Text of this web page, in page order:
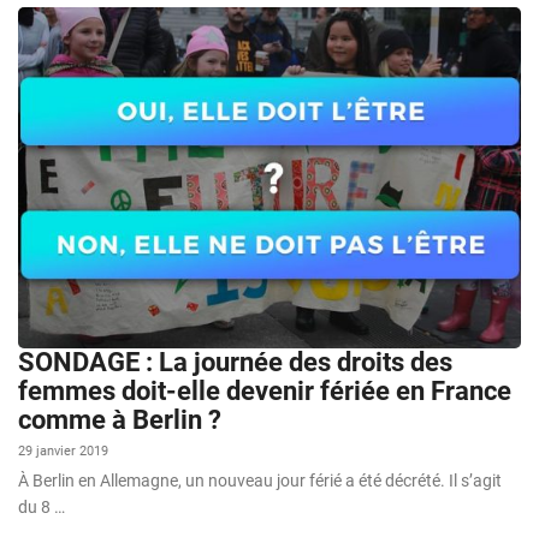
SONDAGE : La journée des droits des
femmes doit-elle devenir fériée en France
comme à Berlin ?
29 janvier 2019
À Berlin en Allemagne, un nouveau jour férié a été décrété. Il s’agit
du 8 …